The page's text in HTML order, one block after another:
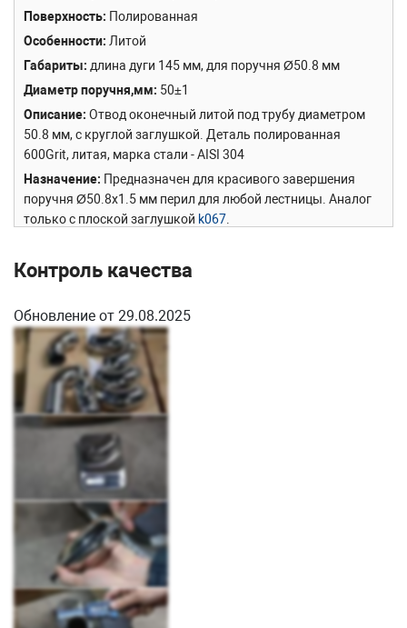
Поверхность Полированная
Особенности Литой
Габариты длина дуги 145 мм, для поручня Ø50.8 мм
Диаметр поручня,мм 50±1
Описание Отвод оконечный литой под трубу диаметром
50.8 мм, с круглой заглушкой. Деталь полированная
600Grit, литая, марка стали - AISI 304
Назначение Предназначен для красивого завершения
поручня Ø50.8х1.5 мм перил для любой лестницы. Аналог
только с плоской заглушкой k067
методом литья (толщина стенки 3 мм).
Также этот товар может быть использован для установки
Сборка и установка Как правило, устанавливается в
самом начале ограждения на площадке первого этажа.
Отлично подходит как для сварных, так и для самосборных
перил. Во втором случае, для защиты от вандалов, лучше
использовать в качестве дополнительного крепления
специальный клей.
Контроль качества
Обновление от 29.08.2025